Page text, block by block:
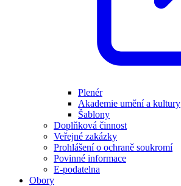
Plenér
Akademie umění a kultury
Šablony
Doplňková činnost
Veřejné zakázky
Prohlášení o ochraně soukromí
Povinné informace
E-podatelna
Obory